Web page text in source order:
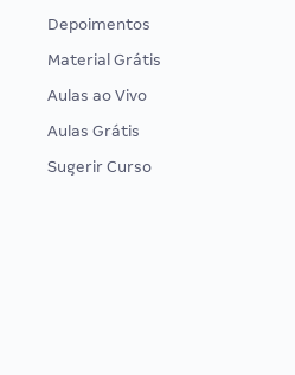
Depoimentos
Material Grátis
Aulas ao Vivo
Aulas Grátis
Sugerir Curso